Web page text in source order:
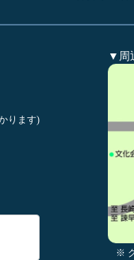
ります)
▼周
※